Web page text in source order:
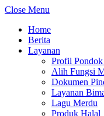
Close Menu
Home
Berita
Layanan
Profil Pondok
Alih Fungsi
Dokumen
Layanan
Lagu Merdu
Produk Halal